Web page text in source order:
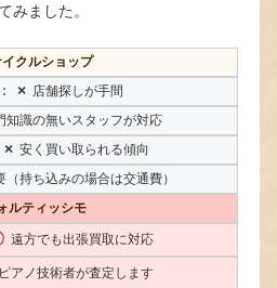
みました。
イクルショップ
× 店舗探しが手間
知識の無いスタッフが対応
× 安く買い取られる傾向
（持ち込みの場合は交通費）
ルティッシモ
遠方でも出張買取に対応
ピアノ技術者が査定します